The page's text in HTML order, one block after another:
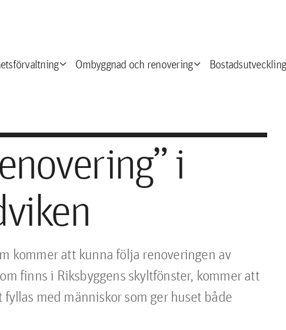
expand_more Ombyggnad och renoveringexpand_more Bostadsutveckling
i
kommer att kunna följa renoveringen av
finns i Riksbyggens skyltfönster, kommer att
med människor som ger huset både